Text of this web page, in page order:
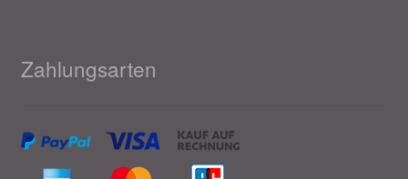
Zahlungsarten